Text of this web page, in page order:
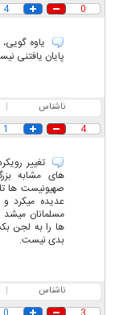
0
4
یاوه
پایان یافتنی
ناشناس |
4
1
تغییر
های مشابه
صهیونیست ها
عدیده میکرد
مسلمانان میشد
ها را به لجن
بدی نیست.
ناشناس |